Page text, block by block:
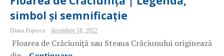
simbol și semnificație
Diana Popescu decembrie 18, 2022
Floarea de Crăciuniță sau Steaua Crăciunului originează